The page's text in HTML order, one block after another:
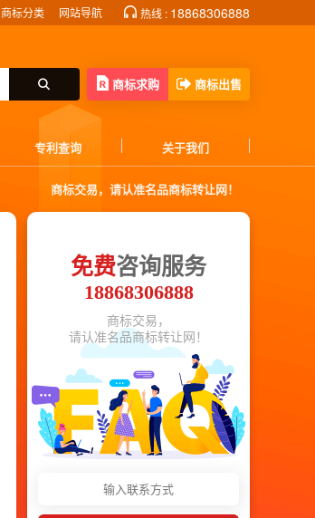
商标分类 网站导航 热线 : 18868306888
商标求购 商标出售
专利查询 关于我们
商标交易，请认准名品商标转让网！
免费咨询服务
18868306888
商标交易，
请认准名品商标转让网！